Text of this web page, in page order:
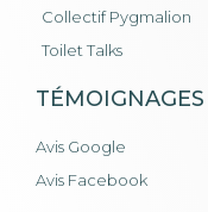
Collectif Pygmalion
Toilet Talks
TÉMOIGNAGES
Avis Google
Avis Facebook